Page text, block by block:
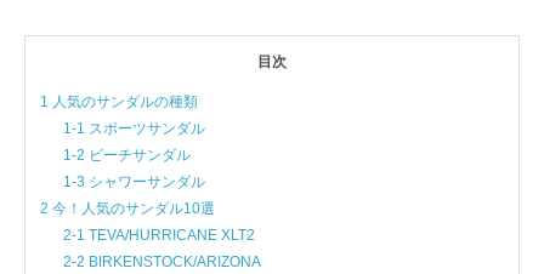
目次
1 人気のサンダルの種類
1-1 スポーツサンダル
1-2 ビーチサンダル
1-3 シャワーサンダル
2 今！人気のサンダル10選
2-1 TEVA/HURRICANE XLT2
2-2 BIRKENSTOCK/ARIZONA